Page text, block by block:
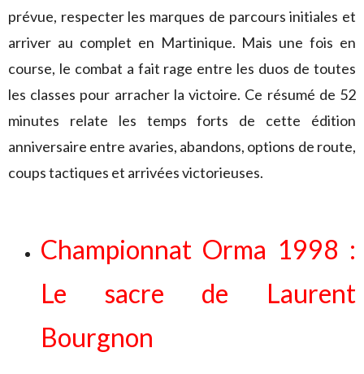
prévue, respecter les marques de parcours initiales et
arriver au complet en Martinique. Mais une fois en
course, le combat a fait rage entre les duos de toutes
les classes pour arracher la victoire. Ce résumé de 52
minutes relate les temps forts de cette édition
anniversaire entre avaries, abandons, options de route,
coups tactiques et arrivées victorieuses.
Championnat Orma 1998 :
Le sacre de Laurent
Bourgnon